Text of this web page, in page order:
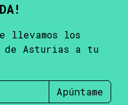
llevamos los
de Asturias a tu
Apúntame